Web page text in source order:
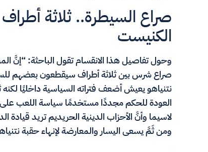
صراع السيطرة.. ثلاثة
الكنيست
وحول تفاصيل هذا الانقسام تقول الباحثة: “إنَّ
صراع شرس بين ثلاثة أطراف سيقطعون بعضهم
نتنياهو يعيش أضعف فتراته السياسية داخليًا
العودة للحكم مجددًا مستخدمًا سياسة اللعب على
لاسيما وأنَّ الأحزاب الدينية الحريديم تريد قيادة
ومن ثَمَّ يسعى اليسار والمعارضة لإنهاء حقبة